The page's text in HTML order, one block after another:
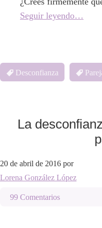
Seguir leyendo…
Desconfianza
La
20 de abril de 2016 por
Lorena González López
99 Comentarios